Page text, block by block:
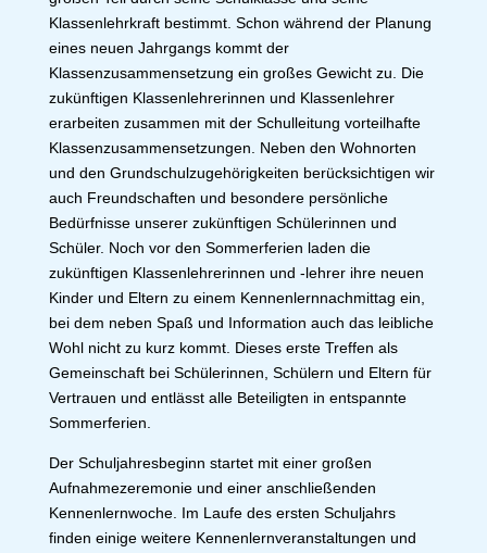
Klassenlehrkraft bestimmt. Schon während der Planung
eines neuen Jahrgangs kommt der
Klassenzusammensetzung ein großes Gewicht zu. Die
zukünftigen Klassenlehrerinnen und Klassenlehrer
erarbeiten zusammen mit der Schulleitung vorteilhafte
Klassenzusammensetzungen. Neben den Wohnorten
und den Grundschulzugehörigkeiten berücksichtigen wir
auch Freundschaften und besondere persönliche
Bedürfnisse unserer zukünftigen Schülerinnen und
Schüler. Noch vor den Sommerferien laden die
zukünftigen Klassenlehrerinnen und -lehrer ihre neuen
Kinder und Eltern zu einem Kennenlernnachmittag ein,
bei dem neben Spaß und Information auch das leibliche
Wohl nicht zu kurz kommt. Dieses erste Treffen als
Gemeinschaft bei Schülerinnen, Schülern und Eltern für
Vertrauen und entlässt alle Beteiligten in entspannte
Sommerferien.
Der Schuljahresbeginn startet mit einer großen
Aufnahmezeremonie und einer anschließenden
Kennenlernwoche. Im Laufe des ersten Schuljahrs
finden einige weitere Kennenlernveranstaltungen und